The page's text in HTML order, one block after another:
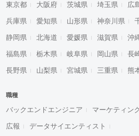
東京都 大阪府 茨城県 埼玉県 広
兵庫県 愛知県 山形県 神奈川県
静岡県 北海道 愛媛県 滋賀県 沖
福島県 栃木県 岐阜県 岡山県 長
長野県 山梨県 宮城県 三重県 熊
職種
バックエンドエンジニア マーケティン
広報 データサイエンティスト